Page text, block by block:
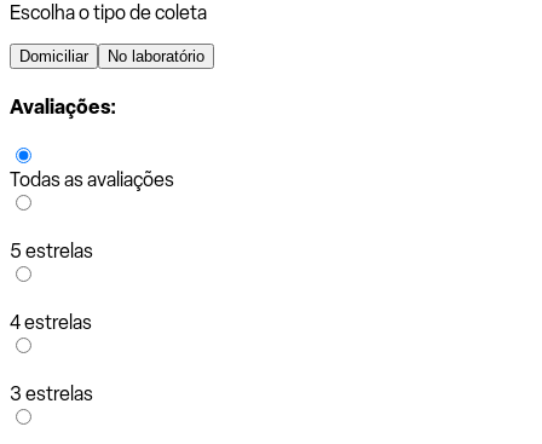
Escolha o tipo de coleta
Domiciliar No laboratório
Avaliações:
Todas as avaliações
5 estrelas
4 estrelas
3 estrelas